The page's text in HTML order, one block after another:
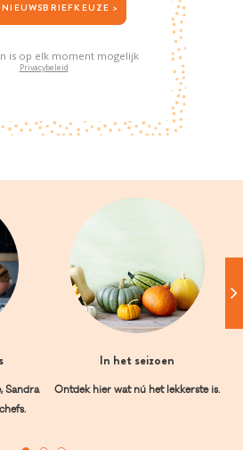
JOUW NIEUWSBRIEFKEUZE >
is op elk moment mogelijk
Privacybeleid
Sandra
In het seizoen
Ontdek hier wat nú het lekkerste is.